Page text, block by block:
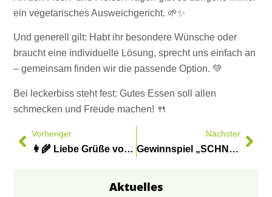
ein vegetarisches Ausweichgericht. 🌱✨
Und generell gilt: Habt ihr besondere Wünsche oder
braucht eine individuelle Lösung, sprecht uns einfach an
– gemeinsam finden wir die passende Option. 💚
Bei leckerbiss steht fest: Gutes Essen soll allen
schmecken und Freude machen! 🍴
Vorheriger
👩‍🌾 Liebe Grüße vom Hof! 🌿✨
Nächster
Gewinnspiel „SCHNURZePIEPe“
Aktuelles